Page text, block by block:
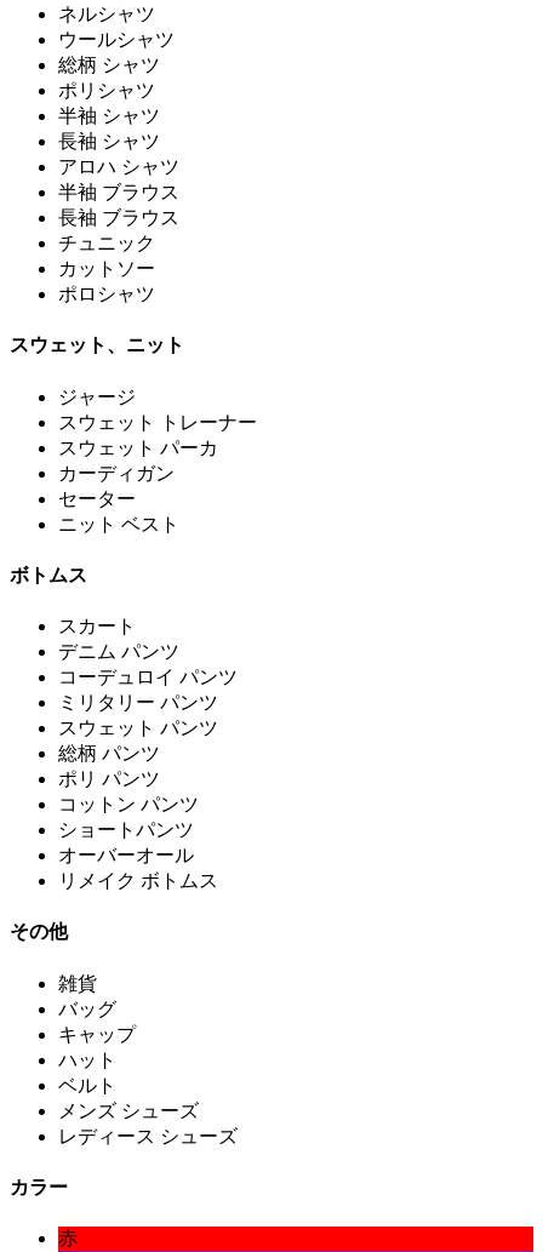
ネルシャツ
ウールシャツ
総柄 シャツ
ポリシャツ
半袖 シャツ
長袖 シャツ
アロハ シャツ
半袖 ブラウス
長袖 ブラウス
チュニック
カットソー
ポロシャツ
スウェット、ニット
ジャージ
スウェット トレーナー
スウェット パーカ
カーディガン
セーター
ニット ベスト
ボトムス
スカート
デニム パンツ
コーデュロイ パンツ
ミリタリー パンツ
スウェット パンツ
総柄 パンツ
ポリ パンツ
コットン パンツ
ショートパンツ
オーバーオール
リメイク ボトムス
その他
雑貨
バッグ
キャップ
ハット
ベルト
メンズ シューズ
レディース シューズ
カラー
赤